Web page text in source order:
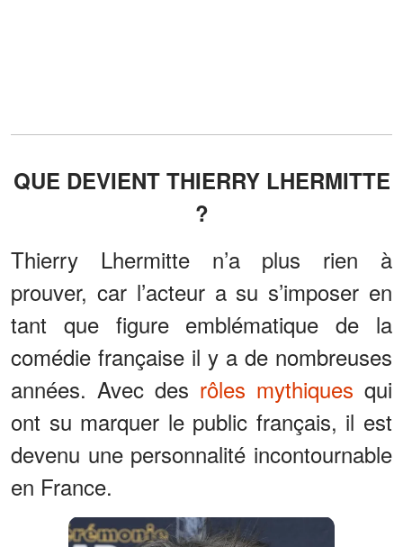
QUE DEVIENT THIERRY LHERMITTE
?
Thierry Lhermitte n’a plus rien à
prouver, car l’acteur a su s’imposer en
tant que figure emblématique de la
comédie française il y a de nombreuses
années. Avec des rôles mythiques qui
ont su marquer le public français, il est
devenu une personnalité incontournable
en France.